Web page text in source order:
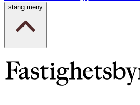
stäng meny